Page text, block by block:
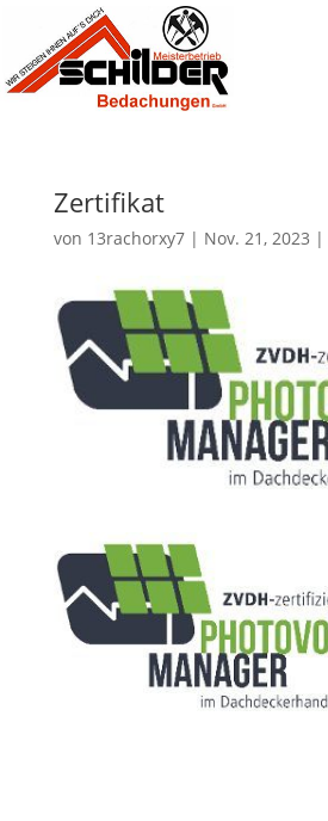
Zertifikat
von 13rachorxy7| Nov. 21, 2023 |